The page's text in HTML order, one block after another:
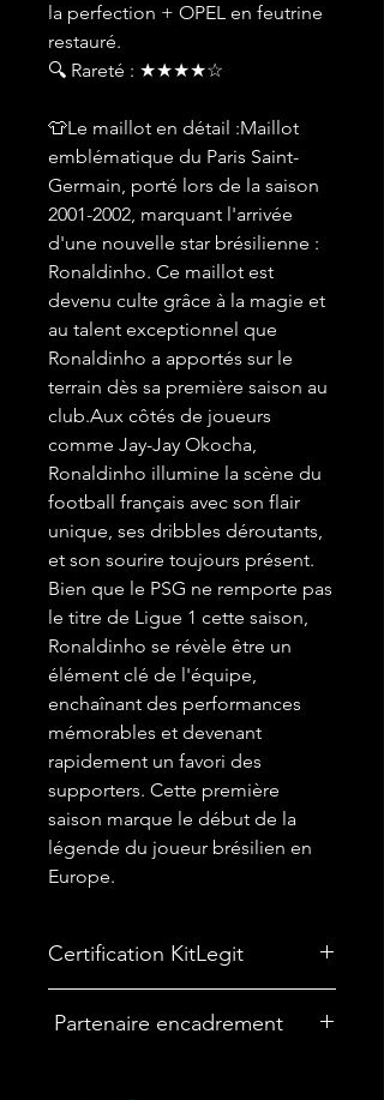
la perfection + OPEL en feutrine
restauré.
🔍 Rareté : ★★★★☆
👕Le maillot en détail :Maillot
emblématique du Paris Saint-
Germain, porté lors de la saison
2001-2002, marquant l'arrivée
d'une nouvelle star brésilienne :
Ronaldinho. Ce maillot est
devenu culte grâce à la magie et
au talent exceptionnel que
Ronaldinho a apportés sur le
terrain dès sa première saison au
club.Aux côtés de joueurs
comme Jay-Jay Okocha,
Ronaldinho illumine la scène du
football français avec son flair
unique, ses dribbles déroutants,
et son sourire toujours présent.
Bien que le PSG ne remporte pas
le titre de Ligue 1 cette saison,
Ronaldinho se révèle être un
élément clé de l'équipe,
enchaînant des performances
mémorables et devenant
rapidement un favori des
supporters. Cette première
saison marque le début de la
légende du joueur brésilien en
Europe.
Certification KitLegit
Partenaire encadrement
🎨Vous souhaitez encadrer votre